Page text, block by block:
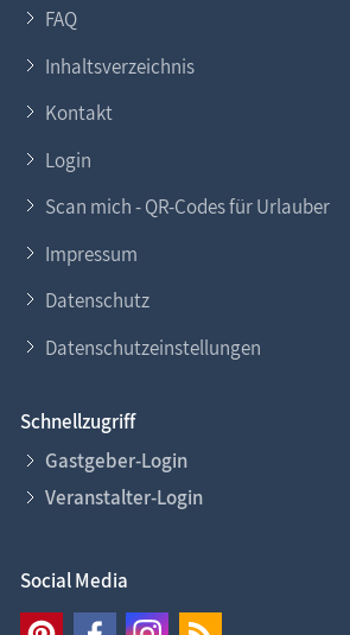
FAQ
Inhaltsverzeichnis
Kontakt
Login
Scan mich - QR-Codes für Urlauber
Impressum
Datenschutz
Datenschutzeinstellungen
Schnellzugriff
Gastgeber-Login
Veranstalter-Login
Social Media